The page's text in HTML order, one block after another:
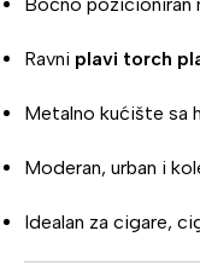
Ravni plavi torch
Metalno kućište sa
Moderan, urban i
Idealan za cigare,